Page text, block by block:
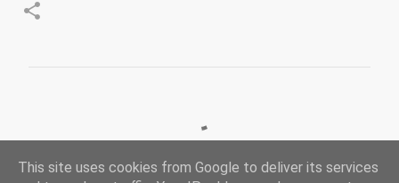
m
m
This site uses cookies from Google to deliver its services